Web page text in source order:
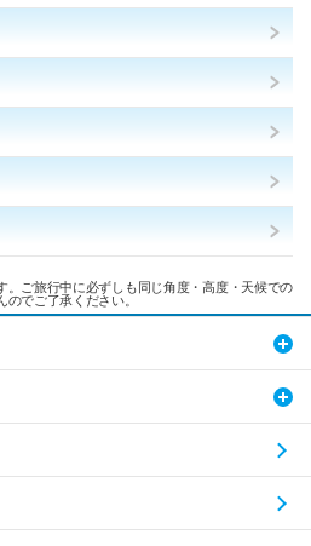
ご旅行中に必ずしも同じ角度・高度・天候での
でご了承ください。